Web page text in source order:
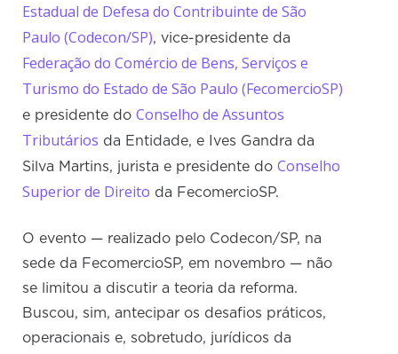
Estadual de Defesa do Contribuinte de São
Paulo (Codecon/SP), vice-presidente da
Federação do Comércio de Bens, Serviços e
Turismo do Estado de São Paulo (FecomercioSP)
e presidente doConselho de Assuntos
Tributários da Entidade, e Ives Gandra da
Silva Martins, jurista e presidente doConselho
Superior de Direito da FecomercioSP.
O evento — realizado pelo Codecon/SP, na
sede da FecomercioSP, em novembro — não
se limitou a discutir a teoria da reforma.
Buscou, sim, antecipar os desafios práticos,
operacionais e, sobretudo, jurídicos da